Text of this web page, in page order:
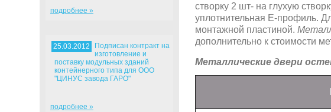
створку 2 шт- на глухую
уплотнительная Е-профиль.
монтажной пластиной.
дополнительно к стоимости
Металлические двери
подробнее »
25.03.2012
Подписан контракт на
изготовление и
поставку модульных зданий
контейнерного типа для ООО
"ЦИНУС завода ГАРО"
подробнее »